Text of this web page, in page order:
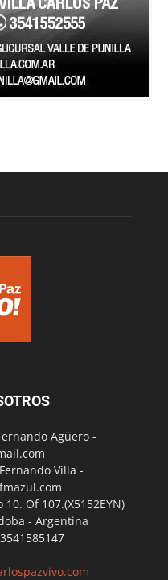
Agüero -
Villa -
Of 107.(X5152EYN)
- Argentina